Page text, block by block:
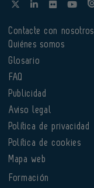
Contacte con nosotros
Quiénes somos
Glosario
FAQ
Publicidad
Aviso legal
Política de privacidad
Política de cookies
Mapa web
Formación